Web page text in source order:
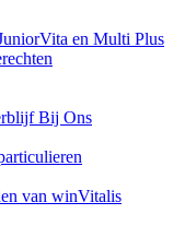
en Multi Plus
Bij Ons
van winVitalis